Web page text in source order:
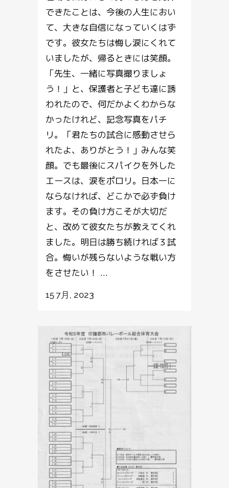
できたことは、今後の人生におい
て、大きな自信になっていくはず
です。彼女たちは悔し涙にくれて
いましたが、帰るときには笑顔。
「先生、一緒に写真撮りましょ
う！」と、保護者と子ども達に誘
われたので、何だかよくわからな
かったけれど、記念写真をパチ
リ。「君たちの試合に感動させら
れたよ、ありがとう！」みんな笑
顔。でも最後にスパイクを外した
エースは、涙をポロリ。日本一に
ならなければ、どこかで必ず負け
ます。その負け方こそが大切だ
と、改めて彼女たちが教えてくれ
ました。明日は勝ち続ければ３試
合。悔いが残らないような戦い方
をさせたい！ ...
15 7月, 2023